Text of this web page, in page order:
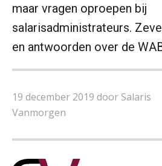
maar vragen oproepen bij
salarisadministrateurs.
en antwoorden over de
19 december 2019 door Salaris
Vanmorgen